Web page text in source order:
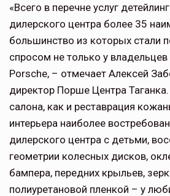
«Всего в перечне услуг
дилерского центра более 35
большинство из которых стали
спросом не только у
Porsche, – отмечает Алексей
директор Порше Центра
салона, как и реставрация
интерьера наиболее
дилерского центра с детьми,
геометрии колесных дисков,
бампера, передних крыльев,
полиуретановой пленкой – у